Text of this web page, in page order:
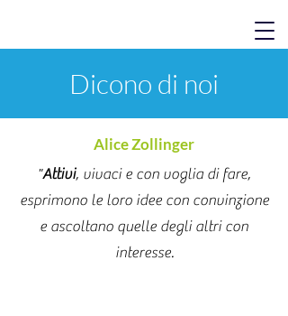
Dicono di noi
Alice Zollinger
"Attivi, vivaci e con voglia di fare,
esprimono le loro idee con convinzione
e ascoltano quelle degli altri con
interesse.